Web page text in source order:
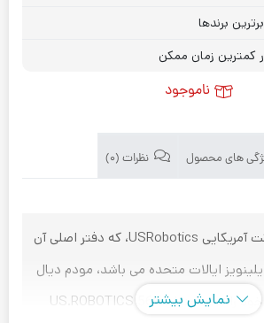
برندها
کمترین زمان ممکن
ناموجود
های محصول نظرات (۰)
شرکت آمریکایی USRobotics، که دفتر اصلی آن
ایالات متحده می باشد، مودم دیال
آپ خود را تحت عنوان US.ROBOTICS 56Kنمایش بیشتر